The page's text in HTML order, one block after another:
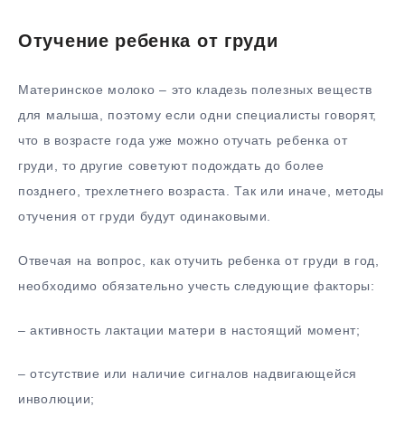
Отучение ребенка от груди
Материнское молоко – это кладезь полезных веществ
для малыша, поэтому если одни специалисты говорят,
что в возрасте года уже можно отучать ребенка от
груди, то другие советуют подождать до более
позднего, трехлетнего возраста. Так или иначе, методы
отучения от груди будут одинаковыми.
Отвечая на вопрос, как отучить ребенка от груди в год,
необходимо обязательно учесть следующие факторы:
– активность лактации матери в настоящий момент;
– отсутствие или наличие сигналов надвигающейся
инволюции;